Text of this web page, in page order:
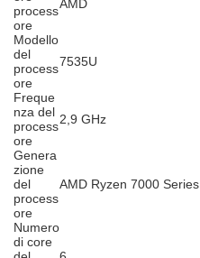
process
ore
AMD
Modello
del
process
ore
7535U
Freque
nza del
process
ore
2,9 GHz
Genera
zione
del
process
ore
AMD Ryzen 7000 Series
Numero
di core